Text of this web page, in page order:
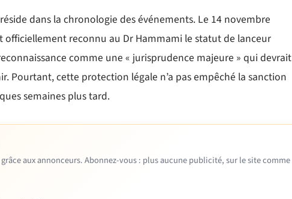
dans la chronologie des événements. Le 14 novembre
reconnu au Dr Hammami le statut de lanceur
comme une « jurisprudence majeure » qui devrait
Pourtant, cette protection légale n’a pas empêché la sanction
semaines plus tard.
aux annonceurs. Abonnez-vous : plus aucune publicité, sur le site comme